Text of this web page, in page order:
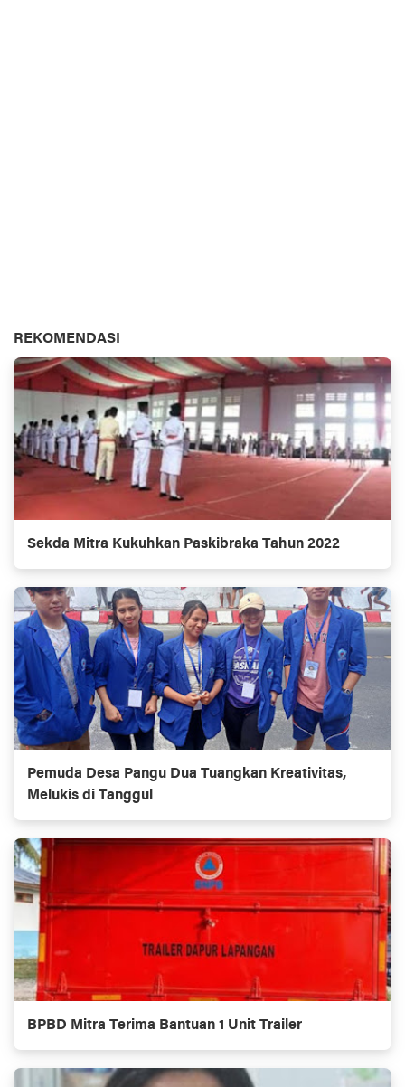
REKOMENDASI
Sekda Mitra Kukuhkan Paskibraka Tahun 2022
Pemuda Desa Pangu Dua Tuangkan Kreativitas,
Melukis di Tanggul
BPBD Mitra Terima Bantuan 1 Unit Trailer